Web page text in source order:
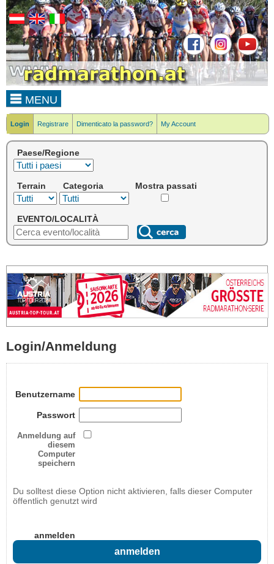
MENU
Login Registrare Dimenticato la password? My Account
Paese/Regione
Terrain Categoria Mostra passati
EVENTO/LOCALITÀ
Login/Anmeldung
Benutzername
Passwort
Anmeldung auf
diesem
Computer
speichern
Du solltest diese Option nicht aktivieren, falls dieser Computer
öffentlich genutzt wird
anmelden